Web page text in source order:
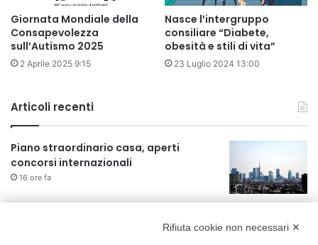
Giornata Mondiale della
Consapevolezza
sull’Autismo 2025
2 Aprile 2025 9:15
Nasce l’intergruppo
consiliare “Diabete,
obesità e stili di vita”
23 Luglio 2024 13:00
Articoli recenti
Piano straordinario casa, aperti
concorsi internazionali
16 ore fa
Rifiuta cookie non necessari ✕